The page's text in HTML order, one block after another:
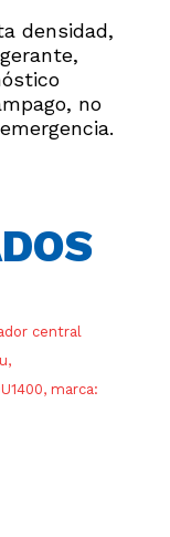
densidad,
no